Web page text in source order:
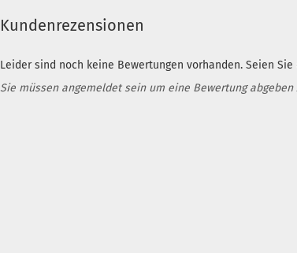
Kundenrezensionen
Leider sind noch keine Bewertungen vorhanden. Seien
Sie müssen angemeldet sein um eine Bewertung abgeben